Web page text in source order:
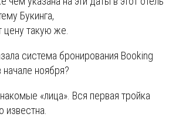
Букинга,
цену такую же.
система бронирования Booking
ноября?
«лица». Вся первая тройка